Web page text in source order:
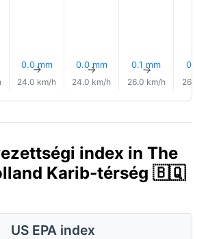
0.0 mm
↑
24.0 km/h
0.0 mm
↑
24.0 km/h
0.1 mm
↑
26.0 km/h
0.1
26.0
index in The
Karib-térség 🇧🇶
US EPA index